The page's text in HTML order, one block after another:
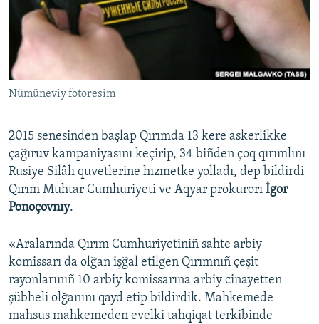
FİKİR
Русский
Українською
RFE/RS bütün saytları
Nümüneviy fotoresim
2015 senesinden başlap Qırımda 13 kere askerlikke
çağıruv kampaniyasını keçirip, 34 biñden çoq qırımlını
Rusiye Silâlı quvetlerine hızmetke yolladı, dep bildirdi
Qırım Muhtar Cumhuriyeti ve Aqyar prokurorı İgor
Ponoçovnıy.
«Aralarında Qırım Cumhuriyetiniñ sahte arbiy
komissarı da olğan işğal etilgen Qırımnıñ çeşit
rayonlarınıñ 10 arbiy komissarına arbiy cinayetten
şübheli olğanını qayd etip bildirdik. Mahkemede
mahsus mahkemeden evelki tahqiqat terkibinde